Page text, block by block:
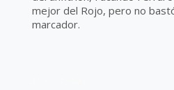
mejor del Rojo, pero no
marcador.